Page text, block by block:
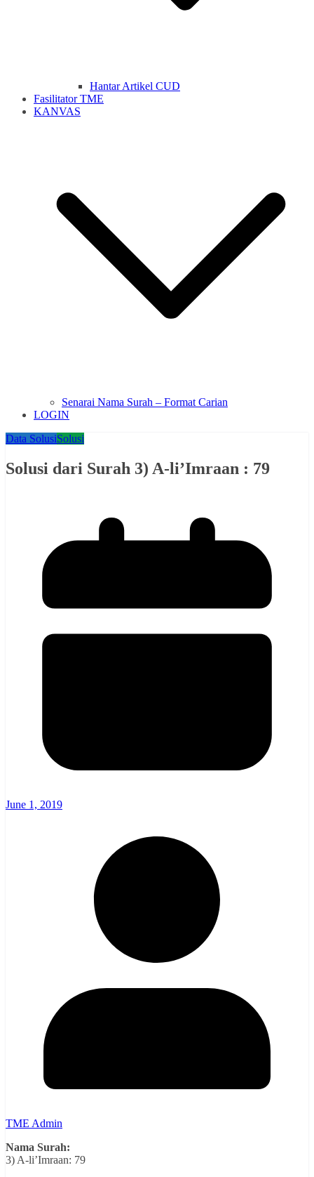
Hantar Artikel CUD
Fasilitator TME
KANVAS
Senarai Nama Surah – Format Carian
LOGIN
Data SolusiSolusi
Solusi dari Surah 3) A-li’Imraan : 79
June 1, 2019
TME Admin
Nama Surah:
3) A-li’Imraan: 79